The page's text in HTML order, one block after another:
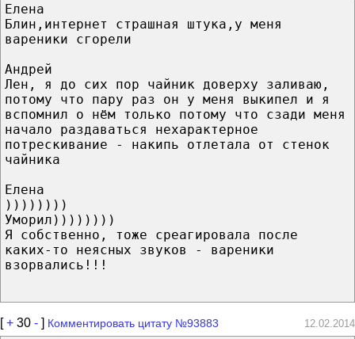
Елена
Блин,интернет страшная штука,у меня
вареники сгорели
Андрей
Лен, я до сих пор чайник доверху заливаю,
потому что пару раз он у меня выкипел и я
вспомнил о нём только потому что сзади меня
начало раздаваться нехарактерное
потрескивание - накипь отлетала от стенок
чайника
Елена
))))))))
Уморил))))))))
Я собственно, тоже среагировала после
каких-то неясных звуков - вареники
взорвались!!!
[+ 30 - ] Комментировать цитату №93883 12.02.2014